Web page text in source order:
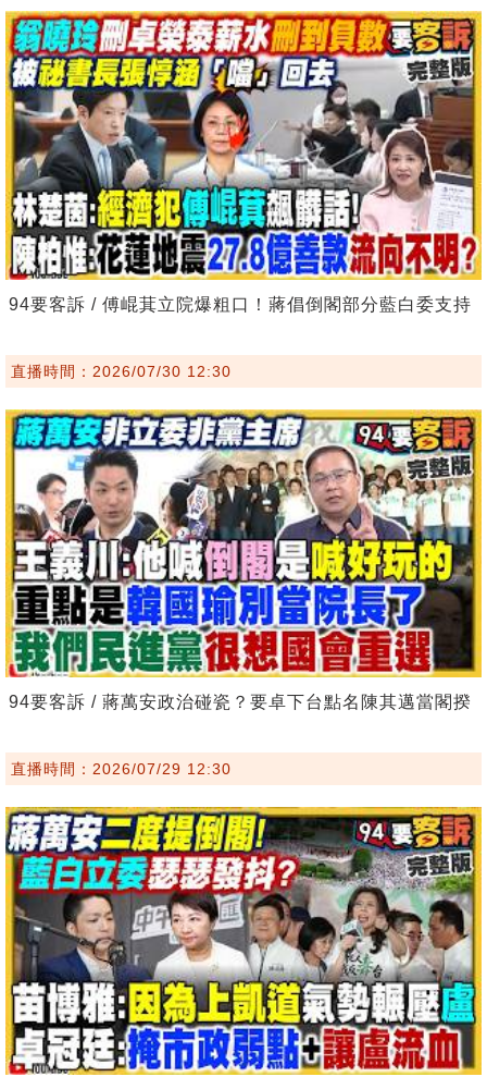
94要客訴 / 傅崐萁立院爆粗口！蔣倡倒閣部分藍白委支持
直播時間：2026/07/30 12:30
94要客訴 / 蔣萬安政治碰瓷？要卓下台點名陳其邁當閣揆
直播時間：2026/07/29 12:30